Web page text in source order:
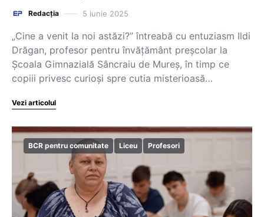
Redacția 5 iunie 2025
„Cine a venit la noi astăzi?” întreabă cu entuziasm Ildi
Drăgan, profesor pentru învățământ preșcolar la
Școala Gimnazială Sâncraiu de Mureș, în timp ce
copiii privesc curioși spre cutia misterioasă…
Vezi articolul
BCR pentru comunitate Liceu Profesori